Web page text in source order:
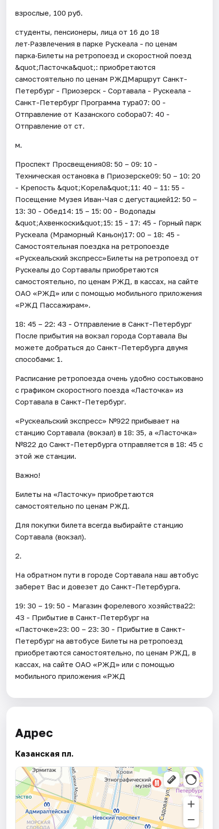
взрослые, 100 руб.
студенты, пенсионеры, лица от 16 до 18
лет·Развлечения в парке Рускеала - по ценам
парка·Билеты на ретропоезд и скоростной поезд
&quot;Ласточка&quot;: приобретаются
самостоятельно по ценам РЖДМаршрут Санкт-
Петербург - Приозерск - Сортавала - Рускеала -
Санкт-Петербург Программа тура07: 00 -
Отправление от Казанского собора07: 40 -
Отправление от ст.
м.
Проспект Просвещения08: 50 – 09: 10 -
Техническая остановка в Приозерске09: 50 – 10: 20
- Крепость &quot;Корела&quot;11: 40 – 11: 55 -
Посещение Музея Иван-Чая с дегустацией12: 50 –
13: 30 - Обед14: 15 – 15: 00 - Водопады
&quot;Ахвенкоски&quot;15: 15 - 17: 45 - Горный парк
Рускеала (Мраморный Каньон)17: 00 – 18: 45 -
Самостоятельная поездка на ретропоезде
«Рускеальский экспресс»Билеты на ретропоезд от
Рускеалы до Сортавалы приобретаются
самостоятельно, по ценам РЖД, в кассах, на сайте
ОАО «РЖД» или с помощью мобильного приложения
«РЖД Пассажирам».
18: 45 – 22: 43 - Отправление в Санкт-Петербург
После прибытия на вокзал города Сортавала Вы
можете добраться до Санкт-Петербурга двумя
способами: 1.
Расписание ретропоезда очень удобно состыковано
с графиком скоростного поезда «Ласточка» из
Сортавала в Санкт-Петербург.
«Рускеальский экспресс» №922 прибывает на
станцию Сортавала (вокзал) в 18: 35, а «Ласточка»
№822 до Санкт-Петербурга отправляется в 18: 45 с
этой же станции.
Важно!
Билеты на «Ласточку» приобретаются
самостоятельно по ценам РЖД.
Для покупки билета всегда выбирайте станцию
Сортавала (вокзал).
2.
На обратном пути в городе Сортавала наш автобус
заберет Вас и довезет до Санкт-Петербурга.
19: 30 – 19: 50 - Магазин форелевого хозяйства22:
43 - Прибытие в Санкт-Петербург на
«Ласточке»23: 00 – 23: 30 - Прибытие в Санкт-
Петербург на автобусе Билеты на ретропоезд
приобретаются самостоятельно, по ценам РЖД, в
кассах, на сайте ОАО «РЖД» или с помощью
мобильного приложения «РЖД
Адрес
Казанская пл.